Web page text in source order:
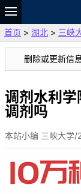
题库
故事
VIP
资料
首页 > 湖北 > 三峡
删除或更新信
调剂水利
调剂吗
本站小编 三峡大学